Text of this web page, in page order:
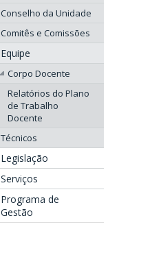
Conselho da Unidade
Comitês e Comissões
Equipe
Corpo Docente
Relatórios do Plano
de Trabalho
Docente
Técnicos
Legislação
Serviços
Programa de
Gestão